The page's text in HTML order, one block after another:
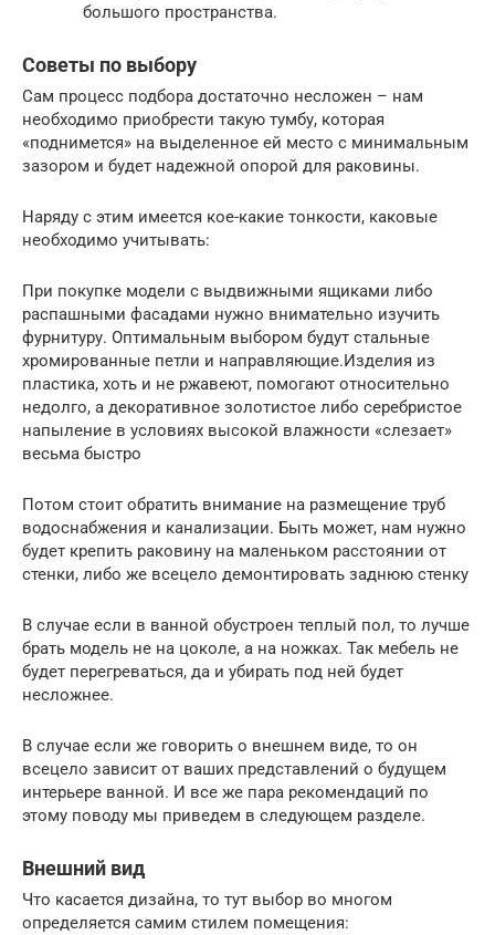
большого пространства.
Советы по выбору
Сам процесс подбора достаточно несложен – нам
необходимо приобрести такую тумбу, которая
«поднимется» на выделенное ей место с минимальным
зазором и будет надежной опорой для раковины.
Наряду с этим имеется кое-какие тонкости, каковые
необходимо учитывать:
При покупке модели с выдвижными ящиками либо
распашными фасадами нужно внимательно изучить
фурнитуру. Оптимальным выбором будут стальные
хромированные петли и направляющие.Изделия из
пластика, хоть и не ржавеют, помогают относительно
недолго, а декоративное золотистое либо серебристое
напыление в условиях высокой влажности «слезает»
весьма быстро
Потом стоит обратить внимание на размещение труб
водоснабжения и канализации. Быть может, нам нужно
будет крепить раковину на маленьком расстоянии от
стенки, либо же всецело демонтировать заднюю стенку
В случае если в ванной обустроен теплый пол, то лучше
брать модель не на цоколе, а на ножках. Так мебель не
будет перегреваться, да и убирать под ней будет
несложнее.
В случае если же говорить о внешнем виде, то он
всецело зависит от ваших представлений о будущем
интерьере ванной. И все же пара рекомендаций по
этому поводу мы приведем в следующем разделе.
Внешний вид
Что касается дизайна, то тут выбор во многом
определяется самим стилем помещения: